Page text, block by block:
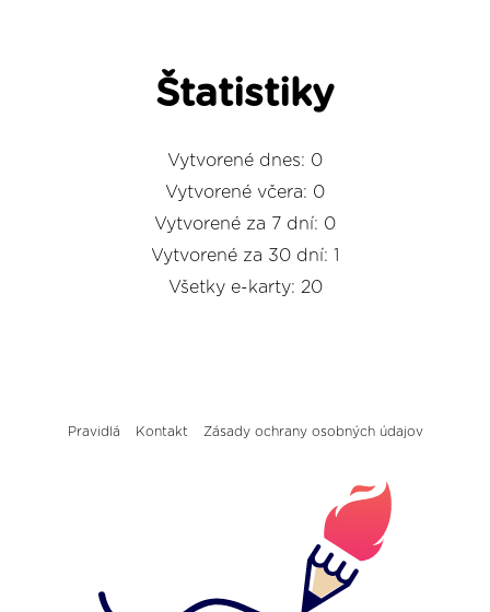
Štatistiky
Vytvorené dnes: 0
Vytvorené včera: 0
Vytvorené za 7 dní: 0
Vytvorené za 30 dní: 1
Všetky e-karty: 20
Pravidlá Kontakt Zásady ochrany osobných údajov